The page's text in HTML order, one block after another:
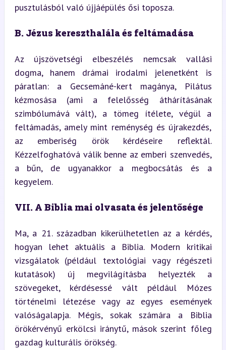
pusztulásból való újjáépülés ősi toposza.
B. Jézus kereszthalála és feltámadása
Az újszövetségi elbeszélés nemcsak vallási
dogma, hanem drámai irodalmi jelenetként is
páratlan: a Gecsemáné-kert magánya, Pilátus
kézmosása (ami a felelősség áthárításának
szimbólumává vált), a tömeg ítélete, végül a
feltámadás, amely mint reménység és újrakezdés,
az emberiség örök kérdéseire reflektál.
Kézzelfoghatóvá válik benne az emberi szenvedés,
a bűn, de ugyanakkor a megbocsátás és a
kegyelem.
VII. A Biblia mai olvasata és jelentősége
Ma, a 21. században kikerülhetetlen az a kérdés,
hogyan lehet aktuális a Biblia. Modern kritikai
vizsgálatok (például textológiai vagy régészeti
kutatások) új megvilágításba helyezték a
szövegeket, kérdésessé vált például Mózes
történelmi létezése vagy az egyes események
valóságalapja. Mégis, sokak számára a Biblia
örökérvényű erkölcsi iránytű, mások szerint főleg
gazdag kulturális örökség.